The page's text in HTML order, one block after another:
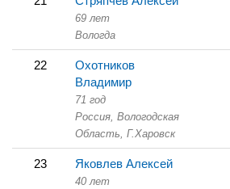
69 лет
Вологда
22
Охотников
Владимир
71 год
Россия, Вологодская
Область, Г.Харовск
23 Яковлев Алексей
40 лет